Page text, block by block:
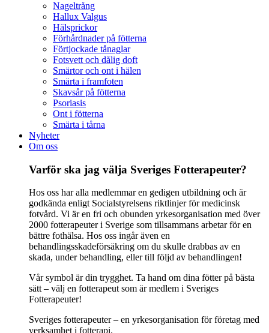
Nageltrång
Hallux Valgus
Hälsprickor
Förhårdnader på fötterna
Förtjockade tånaglar
Fotsvett och dålig doft
Smärtor och ont i hälen
Smärta i framfoten
Skavsår på fötterna
Psoriasis
Ont i fötterna
Smärta i tårna
Nyheter
Om oss
Varför ska jag välja Sveriges Fotterapeuter?
Hos oss har alla medlemmar en gedigen utbildning och är
godkända enligt Socialstyrelsens riktlinjer för medicinsk
fotvård. Vi är en fri och obunden yrkesorganisation med över
2000 fotterapeuter i Sverige som tillsammans arbetar för en
bättre fothälsa. Hos oss ingår även en
behandlingsskadeförsäkring om du skulle drabbas av en
skada, under behandling, eller till följd av behandlingen!
Vår symbol är din trygghet. Ta hand om dina fötter på bästa
sätt – välj en fotterapeut som är medlem i Sveriges
Fotterapeuter!
Sveriges fotterapeuter – en yrkesorganisation för företag med
verksamhet i fotterapi.